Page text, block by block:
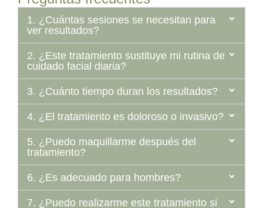
1. ¿Cuántas sesiones se necesitan para
ver resultados?
2. ¿Este tratamiento sustituye mi rutina de
cuidado facial diaria?
3. ¿Cuánto tiempo duran los resultados?
4. ¿El tratamiento es doloroso o invasivo?
5. ¿Puedo maquillarme después del
tratamiento?
6. ¿Es adecuado para hombres?
7. ¿Puedo realizarme este tratamiento si